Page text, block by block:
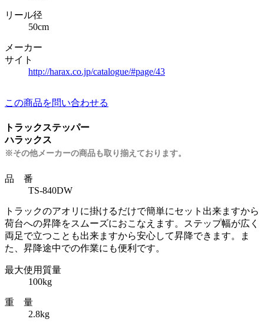
リール径
50cm
メーカー
サイト
http://harax.co.jp/catalogue/#page/43
この商品を問い合わせる
トラックステッパー
ハラックス
※その他メーカーの商品も取り揃えております。
品 番
TS-840DW
トラックのアオリに掛けるだけで簡単にセット出来ますから
荷台への昇降をスムーズにおこなえます。ステップ幅が広く
両足で立つことも出来ますから安心して昇降できます。ま
た、昇降途中での作業にも便利です。
最大使用質量
100kg
重 量
2.8kg